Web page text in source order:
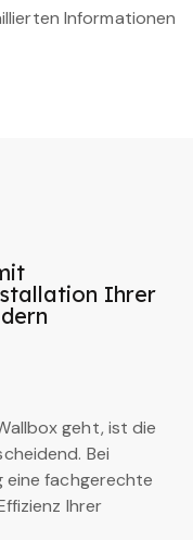
Informationen
Ihrer
geht, ist die
Bei
eine fachgerechte
Ihrer